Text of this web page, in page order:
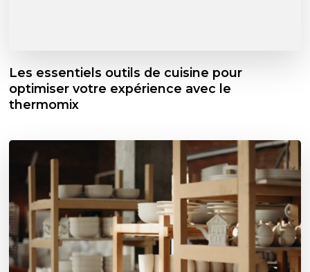
Les essentiels outils de cuisine pour
optimiser votre expérience avec le
thermomix